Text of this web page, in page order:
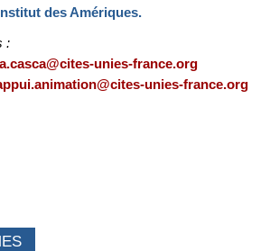
des Amériques.
:
a.casca@cites-unies-france.org
unies-france.org